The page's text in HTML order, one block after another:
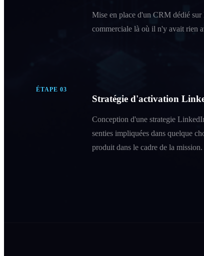
Mise en place d'un CRM dédié sur
commerciale là où il n'y avait rien
ÉTAPE 03
Stratégie d'activation
Conception d'une strategie
senties impliquées dans quelque
produit dans le cadre de la mission.